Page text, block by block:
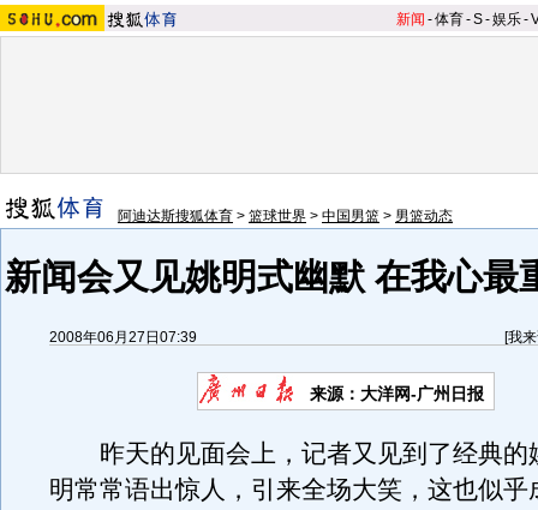
新闻 -体育-S-娱乐-
阿迪达斯搜狐体育 > 篮球世界 > 中国男篮 > 男篮动态
新闻会又见姚明式幽默 在我心最
2008年06月27日07:39 [我
来源：大洋网-广州日报
昨天的见面会上，记者又见到了经典的
明常常语出惊人，引来全场大笑，这也似乎